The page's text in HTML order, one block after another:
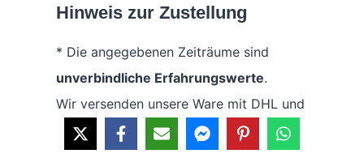
Hinweis zur Zustellung
* Die angegebenen Zeiträume sind
unverbindliche Erfahrungswerte.
Wir versenden unsere Ware mit DHL und
haben keinen Einfluss auf die